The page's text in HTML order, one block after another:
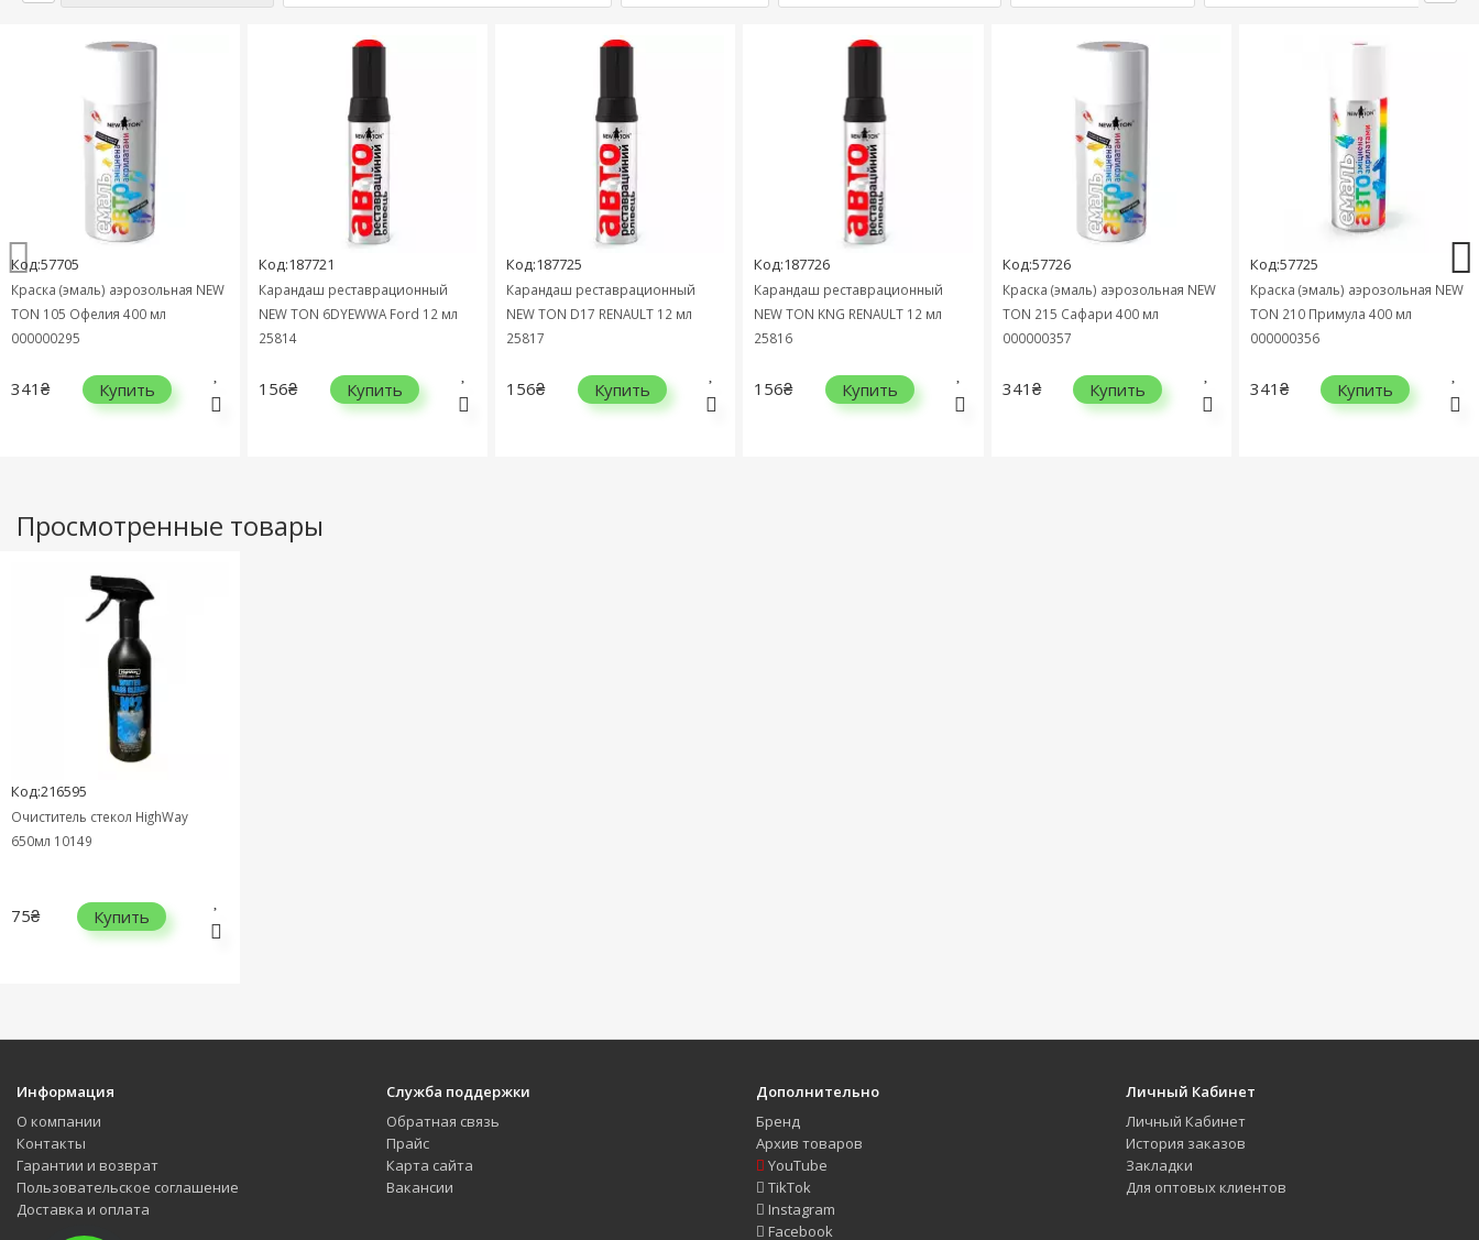
Код:57705
Краска (эмаль) аэрозольная NEW
TON 105 Офелия 400 мл
000000295
341₴ Купить
Код:187721
Карандаш реставрационный
NEW TON 6DYEWWA Ford 12 мл
25814
156₴ Купить
Код:187725
Карандаш реставрационный
NEW TON D17 RENAULT 12 мл
25817
156₴ Купить
Код:187726
Карандаш реставрационный
NEW TON KNG RENAULT 12 мл
25816
156₴ Купить
Код:57726
Краска (эмаль) аэрозольная NEW
TON 215 Сафари 400 мл
000000357
341₴ Купить
Код:57725
Краска (эмаль) аэрозольная NEW
TON 210 Примула 400 мл
000000356
341₴ Купить
Просмотренные товары
Код:216595
Очиститель стекол HighWay
650мл 10149
75₴ Купить
Информация
О компании
Контакты
Гарантии и возврат
Пользовательское соглашение
Доставка и оплата
Служба поддержки
Обратная связь
Прайс
Карта сайта
Вакансии
Дополнительно
Бренд
Архив товаров
YouTube
TikTok
Instagram
Facebook
Личный Кабинет
Личный Кабинет
История заказов
Закладки
Для оптовых клиентов